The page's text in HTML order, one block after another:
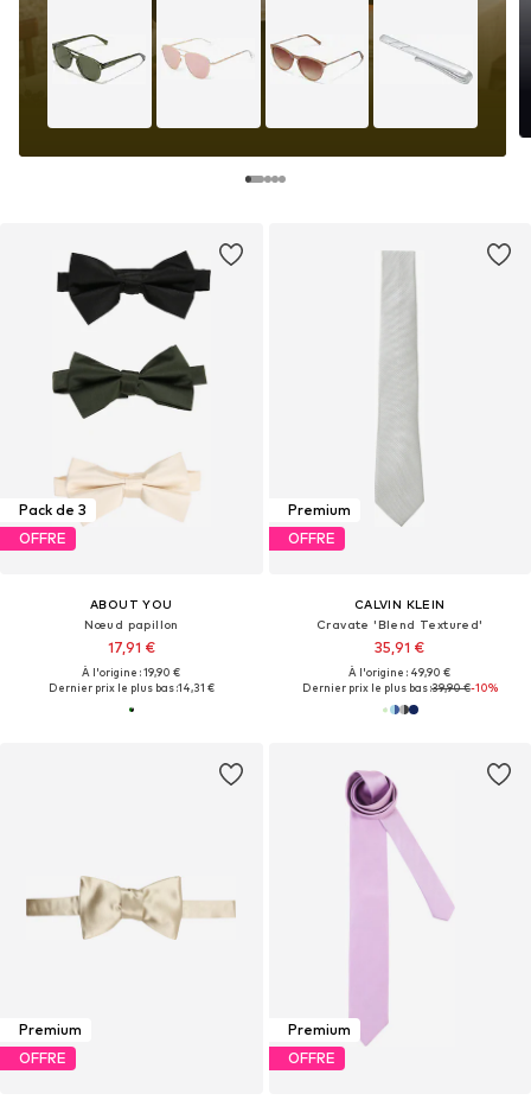
Pack de 3
OFFRE
ABOUT YOU
Nœud papillon
17,91 €
À l'origine : 19,90 €
Dernier prix le plus bas :14,31 €
Premium
OFFRE
CALVIN KLEIN
Cravate 'Blend Textured'
35,91 €
À l'origine : 49,90 €
Dernier prix le plus bas :39,90 €-10%
Premium
OFFRE
Premium
OFFRE